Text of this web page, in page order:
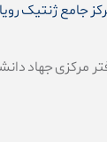
جامع ژنتیک